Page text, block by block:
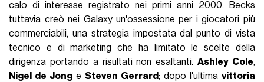
calo di interesse registrato nei primi anni 2000. Becks
tuttavia creò nei Galaxy un'ossessione per i giocatori più
commerciabili, una strategia impostata dal punto di vista
tecnico e di marketing che ha limitato le scelte della
dirigenza portando a risultati non esaltanti.Ashley Cole,
Nigel de Jong e Steven Gerrard; dopo l'ultima vittoria